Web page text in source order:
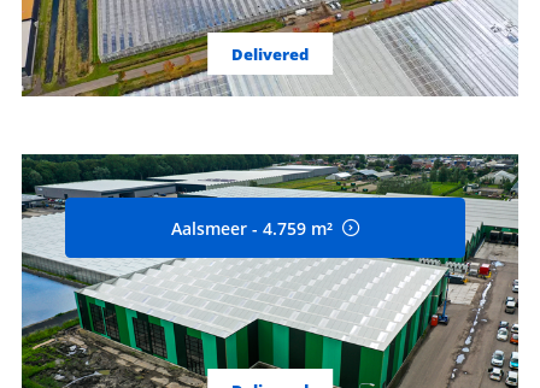
Delivered
Aalsmeer - 4.759 m²